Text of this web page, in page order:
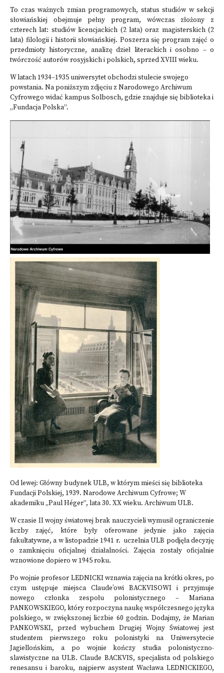
To czas ważnych zmian programowych, status studiów w sekcji
słowiańskiej obejmuje pełny program, wówczas złożony z
czterech lat: studiów licencjackich (2 lata) oraz magisterskich (2
lata) filologii i historii słowiańskiej. Poszerza się program zajęć o
przedmioty historyczne, analizę dzieł literackich i osobno – o
twórczość autorów rosyjskich i polskich, sprzed XVIII wieku.
W latach 1934–1935 uniwersytet obchodzi stulecie swojego
powstania. Na poniższym zdjęciu z Narodowego Archiwum
Cyfrowego widać kampus Solbosch, gdzie znajduje się biblioteka i
„Fundacja Polska”.
Od lewej: Główny budynek ULB, w którym mieści się biblioteka
Fundacji Polskiej, 1939. Narodowe Archiwum Cyfrowe; W
akademiku „Paul Héger”, lata 30. XX wieku. Archiwum ULB.
W czasie II wojny światowej brak nauczycieli wymusił ograniczenie
liczby zajęć, które były oferowane jedynie jako zajęcia
fakultatywne, a w listopadzie 1941 r. uczelnia ULB podjęła decyzję
o zamknięciu oficjalnej działalności. Zajęcia zostały oficjalnie
wznowione dopiero w 1945 roku.
Po wojnie profesor LEDNICKI wznawia zajęcia na krótki okres, po
czym ustępuje miejsca Claude’owi BACKVISOWI i przyjmuje
nowego członka zespołu polonistycznego – Mariana
PANKOWSKIEGO, który rozpoczyna naukę współczesnego języka
polskiego, w zwiększonej liczbie 60 godzin. Dodajmy, że Marian
PANKOWSKI, przed wybuchem Drugiej Wojny Światowej jest
studentem pierwszego roku polonistyki na Uniwersytecie
Jagiellońskim, a po wojnie kończy studia polonistyczno-
slawistyczne na ULB. Claude BACKVIS, specjalista od polskiego
renesansu i baroku, najpierw asystent Wacława LEDNICKIEGO,